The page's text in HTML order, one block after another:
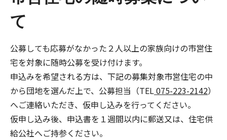
て
公募しても応募がなかった２人以上の家族向けの市営住
宅を対象に随時公募を受け付けます。
申込みを希望される方は、下記の募集対象市営住宅の中
から団地を選んだ上で、公募担当（TEL075-223-2142）
へご連絡いただき、仮申し込みを行ってください。
仮申し込み後、申込書を１週間以内に郵送又は、住宅供
給公社へご持参ください。